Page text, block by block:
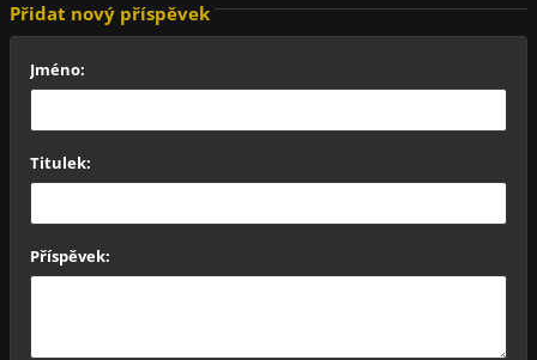
Přidat nový příspěvek
Jméno:
Titulek:
Příspěvek: